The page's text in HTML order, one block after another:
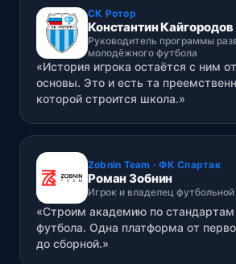
СК Ротор
Константин Кайгородов
Руководитель программы
молодёжного футбола
«История игрока остаётся с ним
основы. Это и есть та
которой строится школа.»
Zobnin Team · ФК Спартак
Роман Зобнин
Игрок и владелец
«Строим академию по стандартам
футбола. Одна платформа от
до сборной.»